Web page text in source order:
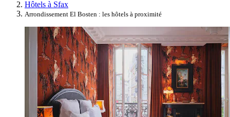
Hôtels à Sfax
Arrondissement El Bosten : les hôtels à proximité